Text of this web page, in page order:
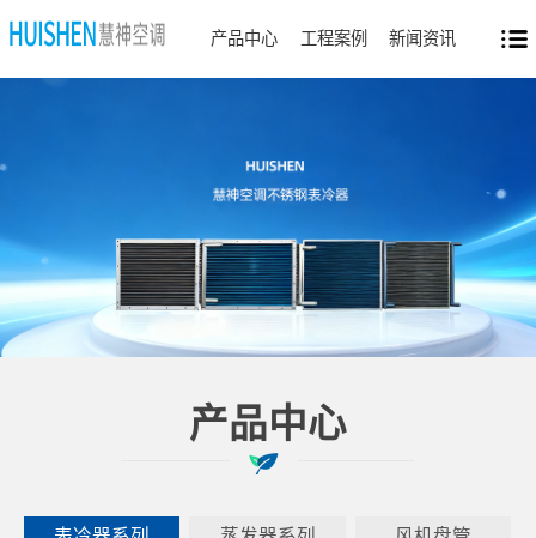
产品中心 工程案例 新闻资讯
产品中心